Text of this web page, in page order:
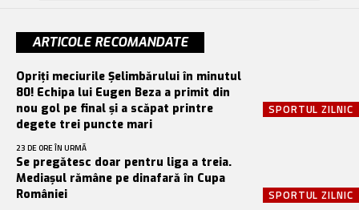
ARTICOLE RECOMANDATE
SPORTUL ZILNIC
Opriți meciurile Șelimbărului în minutul
80! Echipa lui Eugen Beza a primit din
nou gol pe final și a scăpat printre
degete trei puncte mari
23 DE ORE ÎN URMĂ
SPORTUL ZILNIC
Se pregătesc doar pentru liga a treia.
Mediașul rămâne pe dinafară în Cupa
României